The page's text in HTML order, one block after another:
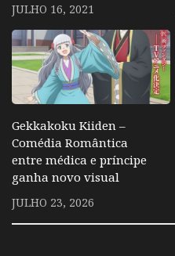
JULHO 16, 2021
Gekkakoku Kiiden –
Comédia Romântica
entre médica e príncipe
ganha novo visual
JULHO 23, 2026